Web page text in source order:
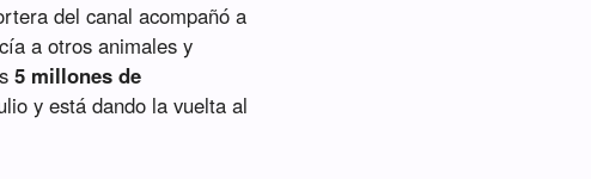
del canal acompañó a
a otros animales y
5 millones de
y está dando la vuelta al